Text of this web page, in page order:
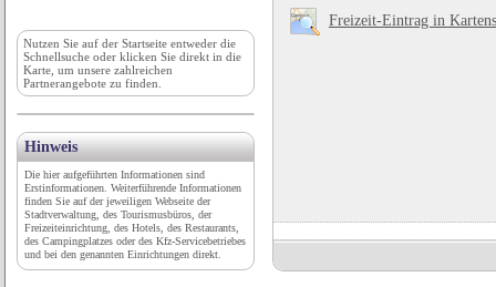
Freizeit-Eintrag in
Nutzen Sie auf der Startseite entweder die
Schnellsuche oder klicken Sie direkt in die
Karte, um unsere zahlreichen
Partnerangebote zu finden.
Hinweis
Die hier aufgeführten Informationen sind
Erstinformationen. Weiterführende Informationen
finden Sie auf der jeweiligen Webseite der
Stadtverwaltung, des Tourismusbüros, der
Freizeiteinrichtung, des Hotels, des Restaurants,
des Campingplatzes oder des Kfz-Servicebetriebes
und bei den genannten Einrichtungen direkt.